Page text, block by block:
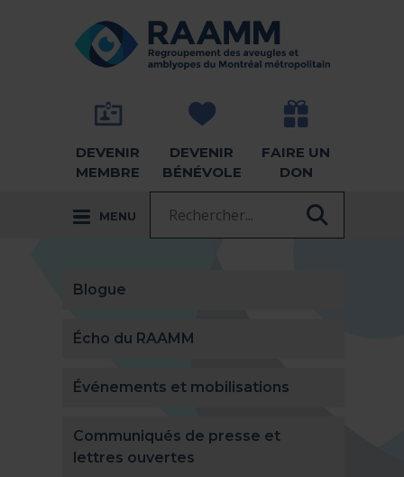
RETOUR À LA PAGE D'ACCUEIL -
DEVENIR
MEMBRE
DEVENIR
BÉNÉVOLE
FAIRE UN
DON
MENU
Blogue
Écho du RAAMM
Événements et mobilisations
Communiqués de presse et
lettres ouvertes